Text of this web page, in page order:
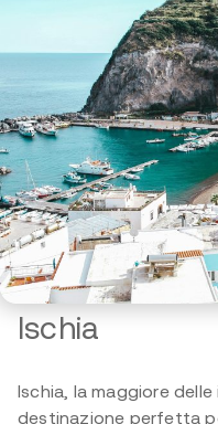
Ischia
Ischia, la maggiore
destinazione perfetta